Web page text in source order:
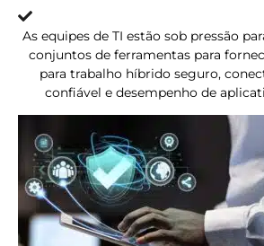
As equipes de TI estão sob pressão
conjuntos de ferramentas para
para trabalho híbrido seguro,
confiável e desempenho de